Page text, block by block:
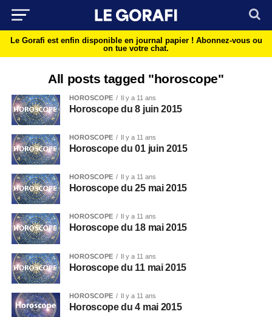
Le Gorafi est enfin disponible en journal papier ! Abonnez-vous ou
on tue votre chat.
All posts tagged "horoscope"
HOROSCOPE Il y a 11 ans
Horoscope du 8 juin 2015
HOROSCOPE Il y a 11 ans
Horoscope du 01 juin 2015
HOROSCOPE Il y a 11 ans
Horoscope du 25 mai 2015
HOROSCOPE Il y a 11 ans
Horoscope du 18 mai 2015
HOROSCOPE Il y a 11 ans
Horoscope du 11 mai 2015
HOROSCOPE Il y a 11 ans
Horoscope du 4 mai 2015